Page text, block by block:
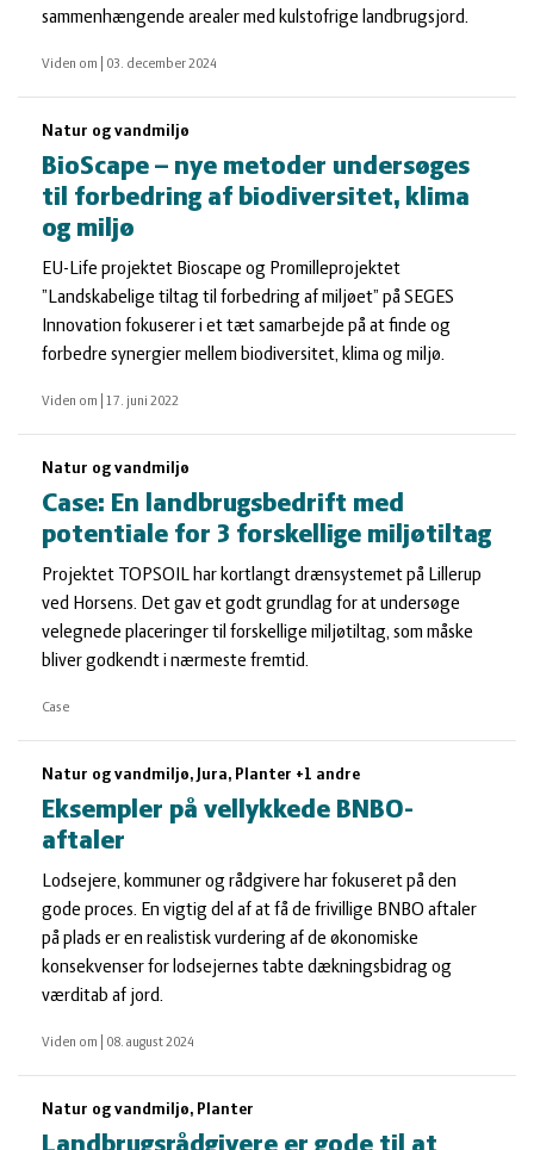
sammenhængende arealer med kulstofrige landbrugsjord.
Viden om 03. december 2024
Natur og vandmiljø
BioScape – nye metoder undersøges
til forbedring af biodiversitet, klima
og miljø
EU-Life projektet Bioscape og Promilleprojektet
”Landskabelige tiltag til forbedring af miljøet” på SEGES
Innovation fokuserer i et tæt samarbejde på at finde og
forbedre synergier mellem biodiversitet, klima og miljø.
Viden om 17. juni 2022
Natur og vandmiljø
Case: En landbrugsbedrift med
potentiale for 3 forskellige miljøtiltag
Projektet TOPSOIL har kortlangt drænsystemet på Lillerup
ved Horsens. Det gav et godt grundlag for at undersøge
velegnede placeringer til forskellige miljøtiltag, som måske
bliver godkendt i nærmeste fremtid.
Case
Natur og vandmiljø, Jura, Planter +1 andre
Eksempler på vellykkede BNBO-
aftaler
Lodsejere, kommuner og rådgivere har fokuseret på den
gode proces. En vigtig del af at få de frivillige BNBO aftaler
på plads er en realistisk vurdering af de økonomiske
konsekvenser for lodsejernes tabte dækningsbidrag og
værditab af jord.
Viden om 08. august 2024
Natur og vandmiljø, Planter